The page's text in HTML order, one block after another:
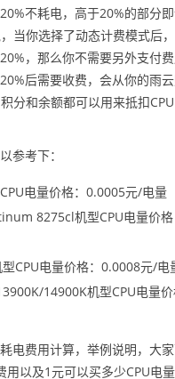
不耗电，高于20%的部分
当你选择了动态计费模式后
，那么你不需要另外支付
后需要收费，会从你的雨
分和余额都可以用来抵扣
参考下：
电量价格：0.0005元/电量
8275cl机型CPU电量价格
CPU电量价格：0.0008元/电
14900K机型CPU电量价
电费用计算，举例说明，大
以及1元可以买多少CPU电量